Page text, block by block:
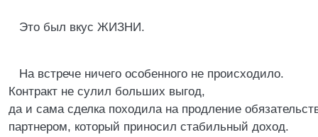
Это был вкус ЖИЗНИ.
На встрече ничего особенного не происходило.
Контракт не сулил больших выгод,
да и сама сделка походила на продление
партнером, который приносил стабильный доход.